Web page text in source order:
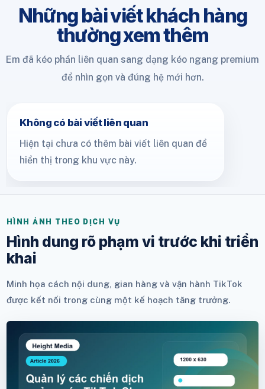
Những bài viết khách hàng
thường xem thêm
Em đã kéo phần liên quan sang dạng kéo ngang premium
để nhìn gọn và đúng hệ mới hơn.
Không có bài viết liên quan
Hiện tại chưa có thêm bài viết liên quan để
hiển thị trong khu vực này.
HÌNH ẢNH THEO DỊCH VỤ
Hình dung rõ phạm vi trước khi triển
khai
Minh họa cách nội dung, gian hàng và vận hành TikTok
được kết nối trong cùng một kế hoạch tăng trưởng.